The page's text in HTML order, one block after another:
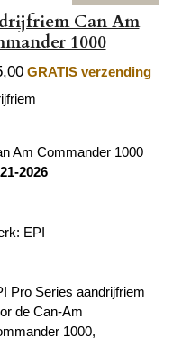
Can Am
1000
GRATIS verzending
Am Commander 1000
2026
EPI
Pro Series aandrijfriem
de Can-Am
1000,